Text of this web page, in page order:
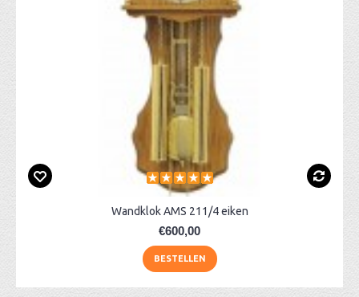
Wandklok AMS 211/4 eiken
€600,00
BESTELLEN